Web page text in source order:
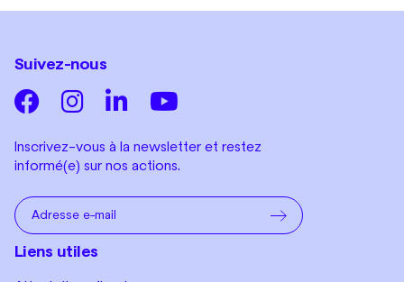
Suivez-nous
Inscrivez-vous à la newsletter et restez
informé(e) sur nos actions.
Liens utiles